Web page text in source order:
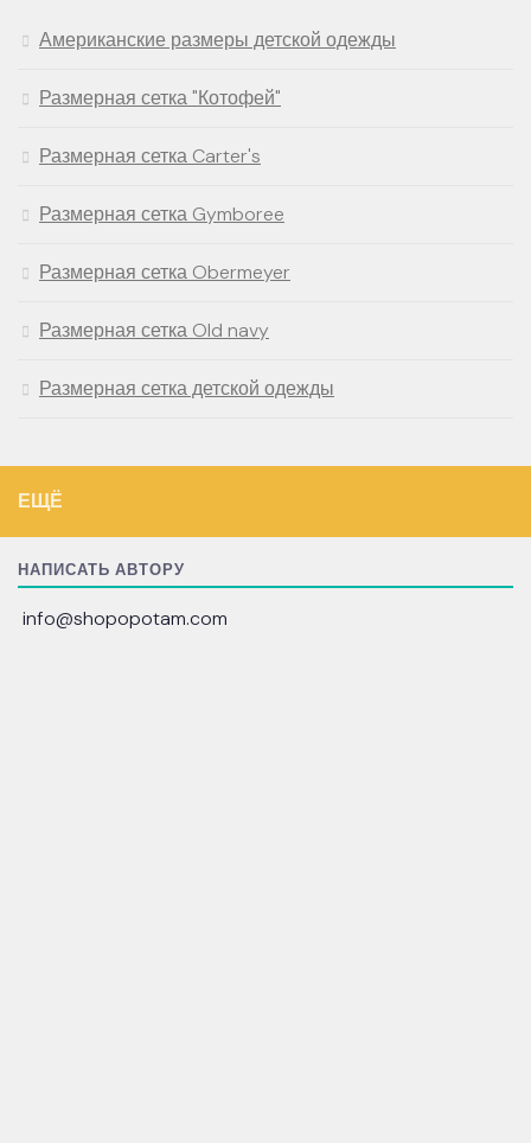
Американские размеры детской одежды
Размерная сетка "Котофей"
Размерная сетка Carter's
Размерная сетка Gymboree
Размерная сетка Obermeyer
Размерная сетка Old navy
Размерная сетка детской одежды
ЕЩЁ
НАПИСАТЬ АВТОРУ
info@shopopotam.com